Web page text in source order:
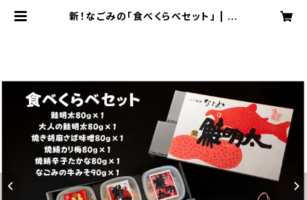
新！なごみの「食べくらべセット」 | 味